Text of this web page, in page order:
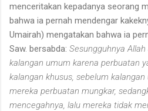
menceritakan kepadanya seorang
bahwa ia pernah mendengar
Umairah) mengatakan bahwa ia
Saw. bersabda: Sesungguhnya
kalangan umum karena perbuatan
kalangan khusus, sebelum
mereka perbuatan mungkar,
mencegahnya, lalu mereka tidak